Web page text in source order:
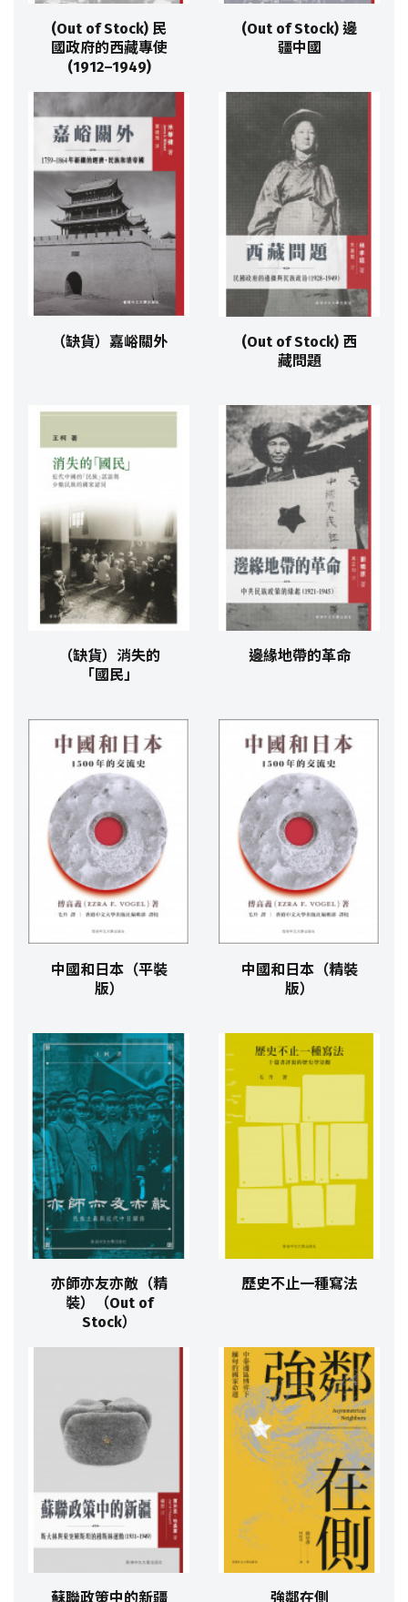
(Out of Stock) 民
國政府的西藏專使
(1912–1949)
(Out of Stock) 邊
疆中國
（缺貨）嘉峪關外
(Out of Stock) 西
藏問題
（缺貨）消失的
「國民」
邊緣地帶的革命
中國和日本（平裝
版）
中國和日本（精裝
版）
亦師亦友亦敵（精
裝）（Out of
Stock）
歷史不止一種寫法
蘇聯政策中的新疆 強鄰在側